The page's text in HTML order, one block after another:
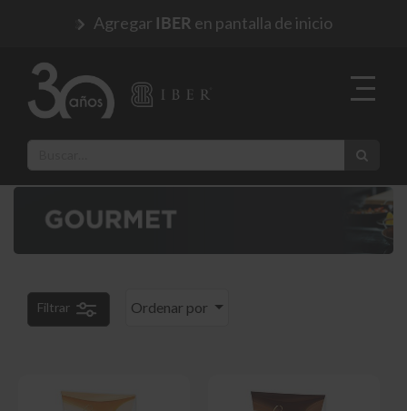
Agregar IBER en pantalla de inicio
Ordenar por
Filtrar